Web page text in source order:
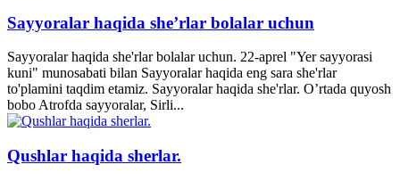
Sayyoralar haqida she’rlar bolalar uchun
Sayyoralar haqida she'rlar bolalar uchun. 22-aprel "Yer sayyorasi
kuni" munosabati bilan Sayyoralar haqida eng sara she'rlar
to'plamini taqdim etamiz. Sayyoralar haqida she'rlar. O’rtada quyosh
bobo Atrofda sayyoralar, Sirli...
Qushlar haqida sherlar.